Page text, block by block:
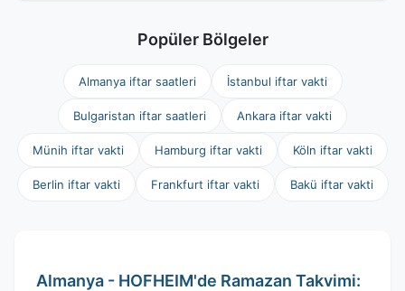
Popüler Bölgeler
Almanya iftar saatleri İstanbul iftar vakti
Bulgaristan iftar saatleri Ankara iftar vakti
Münih iftar vakti Hamburg iftar vakti Köln iftar vakti
Berlin iftar vakti Frankfurt iftar vakti Bakü iftar vakti
Almanya - HOFHEIM'de Ramazan Takvimi: